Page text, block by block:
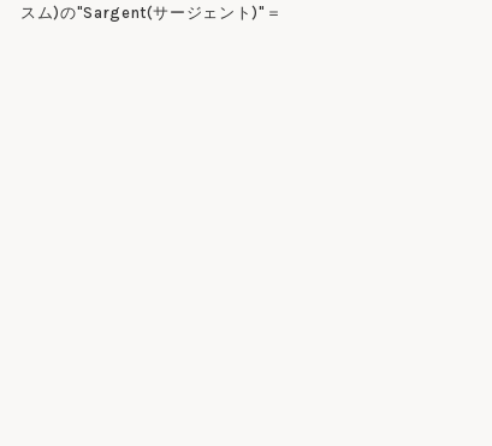
スム)の"Sargent(サージェント)"＝